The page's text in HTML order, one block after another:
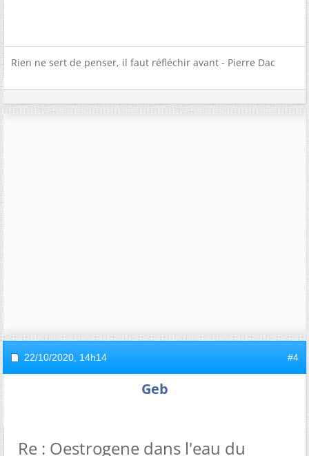
Rien ne sert de penser, il faut réfléchir avant - Pierre Dac
22/10/2020, 14h14 #4
Geb
Re : Oestrogene dans l'eau du